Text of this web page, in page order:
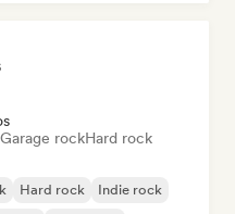
Garage rockHard rock
Hard rock
Indie rock